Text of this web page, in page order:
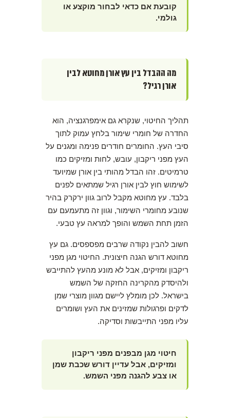
קובעת אם כדאי לבחור מוקצע או
גולמי.
מה ההבדל בין עץ אורן מחוטא לבין
אורן רגיל?
תהליך החיטוי, שנקרא גם אימפרגנציה, הוא
החדרה של חומרי שימור בלחץ עמוק לתוך
סיבי העץ. החומרים חודרים פנימה ומגנים על
העץ מפני ריקבון, עובש, לחות ומזיקים כמו
טרמיטים. זהו הבדל מהותי בין אורן שמיועד
לשימוש חוץ לבין אורן רגיל שמתאים לפנים
בלבד. עץ מחוטא מקבל לרוב גוון ירקרק בהיר
שנובע מחומרי השימור, וגוון זה מתעמעם עם
הזמן תחת השמש והופך למראה עץ טבעי.
חשוב להבין נקודה שרבים מפספסים. גם עץ
מחוטא דורש הגנה חיצונית. החיטוי מגן מפני
ריקבון ומזיקים, אבל לא מונע מהעץ להתייבש
ולהיסדק מהקרינה החזקה של השמש
בישראל. לכן מומלץ ליישם מגוון מוצרי שמן
לדקים ופרגולות שמזינים את העץ ושומרים
עליו מפני התייבשות וסדיקה.
חיטוי מגן מבפנים מפני ריקבון
ומזיקים, אבל עדיין דורש שכבת שמן
או צבע להגנה מפני השמש.